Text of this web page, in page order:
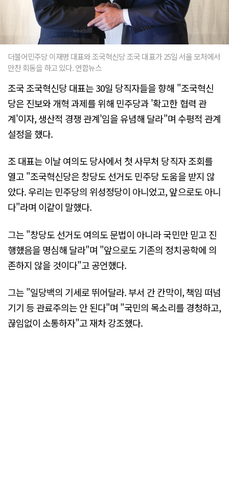
더불어민주당 이재명 대표와 조국혁신당 조국 대표가 25일 서울 모처에서
만찬 회동을 하고 있다. 연합뉴스
조국 조국혁신당 대표는 30일 당직자들을 향해 "조국혁신
당은 진보와 개혁 과제를 위해 민주당과 '확고한 협력 관
계'이자, 생산적 경쟁 관계'임을 유념해 달라"며 수평적 관계
설정을 했다.
조 대표는 이날 여의도 당사에서 첫 사무처 당직자 조회를
열고 "조국혁신당은 창당도 선거도 민주당 도움을 받지 않
았다. 우리는 민주당의 위성정당이 아니었고, 앞으로도 아니
다"라며 이같이 말했다.
그는 "창당도 선거도 여의도 문법이 아니라 국민만 믿고 진
행했음을 명심해 달라"며 "앞으로도 기존의 정치공학에 의
존하지 않을 것이다"고 공언했다.
그는 "일당백의 기세로 뛰어달라. 부서 간 칸막이, 책임 떠넘
기기 등 관료주의는 안 된다"며 "국민의 목소리를 경청하고,
끊임없이 소통하자"고 재차 강조했다.